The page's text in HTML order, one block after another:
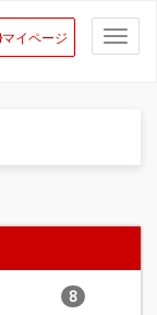
マイページ
8